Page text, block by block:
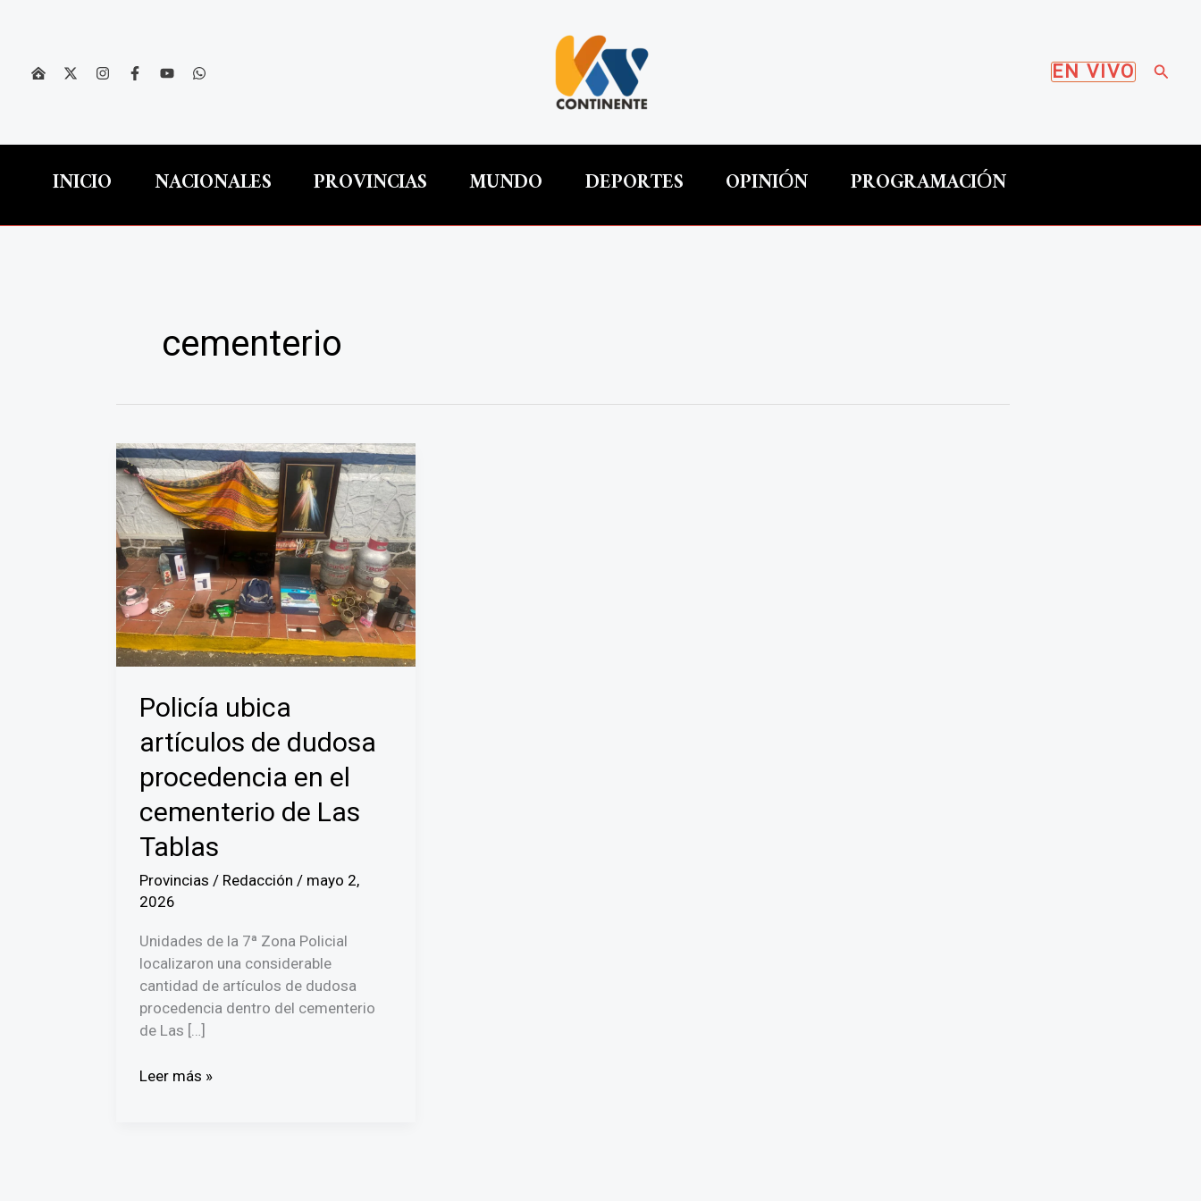
EN VIVO
INICIO NACIONALES PROVINCIAS MUNDO DEPORTES OPINIÓN PROGRAMACIÓN
cementerio
Policía ubica
artículos de dudosa
procedencia en el
cementerio de Las
Tablas
Provincias / Redacción / mayo 2,
2026
Unidades de la 7ª Zona Policial
localizaron una considerable
cantidad de artículos de dudosa
procedencia dentro del cementerio
de Las […]
Policía
Leer más »